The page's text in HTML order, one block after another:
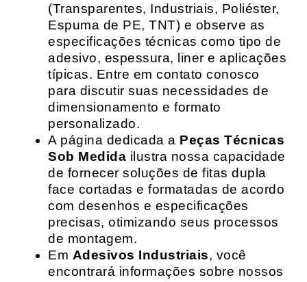
(Transparentes, Industriais, Poliéster,
Espuma de PE, TNT) e observe as
especificações técnicas como tipo de
adesivo, espessura, liner e aplicações
típicas. Entre em contato conosco
para discutir suas necessidades de
dimensionamento e formato
personalizado.
A página dedicada a Peças Técnicas
Sob Medida ilustra nossa capacidade
de fornecer soluções de fitas dupla
face cortadas e formatadas de acordo
com desenhos e especificações
precisas, otimizando seus processos
de montagem.
Em Adesivos Industriais, você
encontrará informações sobre nossos